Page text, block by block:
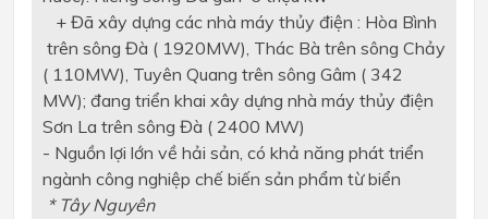
+ Đã xây dựng các nhà máy thủy điện : Hòa Bình
trên sông Đà ( 1920MW), Thác Bà trên sông Chảy
( 110MW), Tuyên Quang trên sông Gâm ( 342
MW); đang triển khai xây dựng nhà máy thủy điện
Sơn La trên sông Đà ( 2400 MW)
- Nguồn lợi lớn về hải sản, có khả năng phát triển
ngành công nghiệp chế biến sản phẩm từ biển
* Tây Nguyên